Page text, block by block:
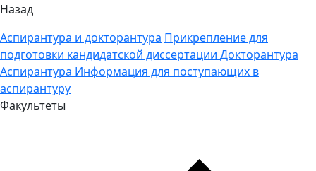
Назад
Аспирантура и докторантура Прикрепление для
подготовки кандидатской диссертации Докторантура
Аспирантура Информация для поступающих в
аспирантуру
Факультеты